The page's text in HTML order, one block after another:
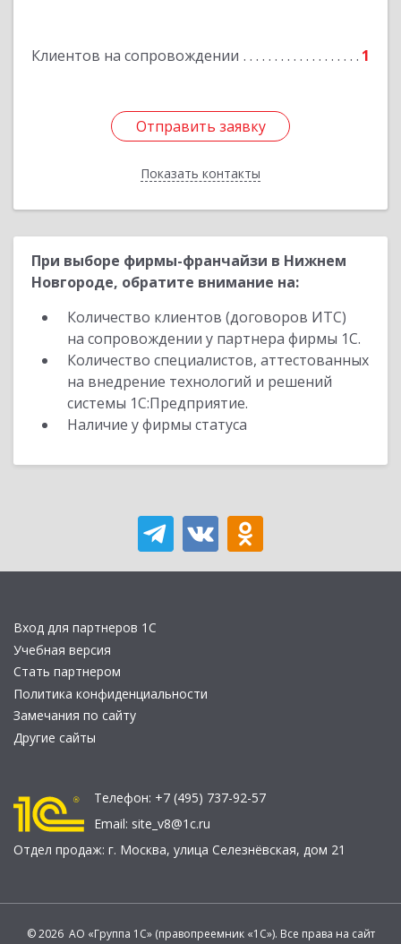
Клиентов на сопровождении 1
Отправить заявку
Показать контакты
Отправить заявку
Назад
При выборе фирмы-франчайзи в Нижнем
Новгороде, обратите внимание на:
Количество клиентов (договоров ИТС)
на сопровождении у партнера фирмы 1С.
Количество специалистов, аттестованных
на внедрение технологий и решений
системы 1С:Предприятие.
Наличие у фирмы статуса
Вход для партнеров 1С
Учебная версия
Стать партнером
Политика конфиденциальности
Замечания по сайту
Другие сайты
Телефон: +7 (495) 737-92-57
Email: site_v8@1c.ru
Отдел продаж: г. Москва, улица Селезнёвская, дом 21
© 2026 АО «Группа 1С» (правопреемник «1С»). Все права на сайт